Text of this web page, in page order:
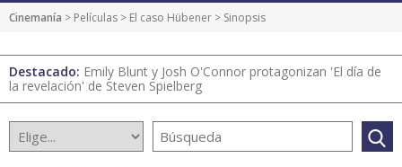
Cinemanía > Películas > El caso Hübener > Sinopsis
Destacado: Emily Blunt y Josh O'Connor protagonizan 'El día de
la revelación' de Steven Spielberg